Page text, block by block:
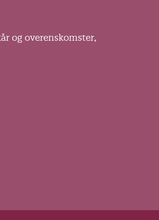
og overenskomster,